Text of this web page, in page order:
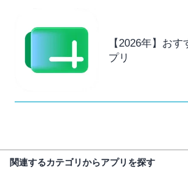
【2026年】お
プリ
関連するカテゴリからアプリを探す